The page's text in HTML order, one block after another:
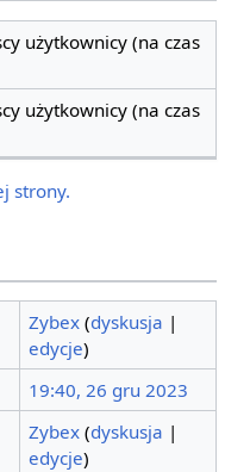
użytkownicy (na czas
użytkownicy (na czas
strony.
Zybex (dyskusja |
edycje)
19:40, 26 gru 2023
Zybex (dyskusja |
edycje)